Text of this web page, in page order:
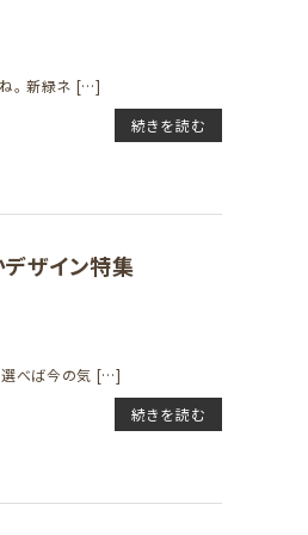
。 新緑ネ […]
続きを読む
ザイン特集
選べば今の気 […]
続きを読む